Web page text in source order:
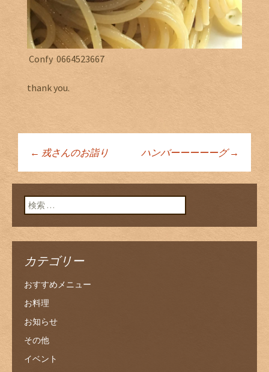
Confy 0664523667
thank you.
投稿ナビゲーショ
ン
← 戎さんのお詣り ハンバーーーーーグ→
検索:
カテゴリー
おすすめメニュー
お料理
お知らせ
その他
イベント